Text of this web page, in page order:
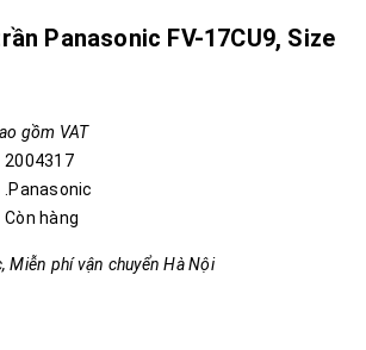
Panasonic FV-17CU9, Size
gồm VAT
2004317
.Panasonic
Còn hàng
Miễn phí vận chuyển Hà Nội